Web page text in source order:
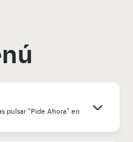
pulsar "Pide Ahora" en